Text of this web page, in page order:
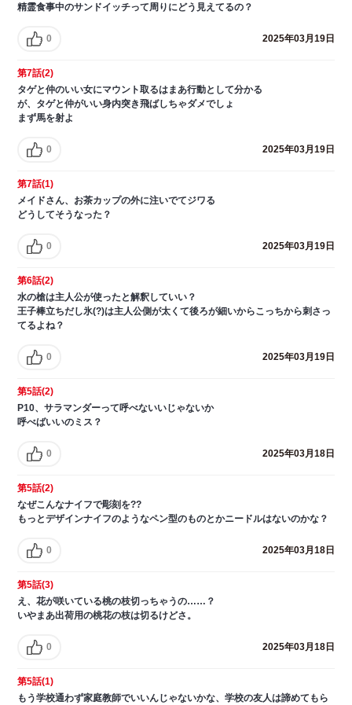
精霊食事中のサンドイッチって周りにどう見えてるの？
0 2025年03月19日
第7話(2)
タゲと仲のいい女にマウント取るはまあ行動として分かる
が、タゲと仲がいい身内突き飛ばしちゃダメでしょ
まず馬を射よ
0 2025年03月19日
第7話(1)
メイドさん、お茶カップの外に注いでてジワる
どうしてそうなった？
0 2025年03月19日
第6話(2)
水の槍は主人公が使ったと解釈していい？
王子棒立ちだし氷(?)は主人公側が太くて後ろが細いからこっちから刺さっ
てるよね？
0 2025年03月19日
第5話(2)
P10、サラマンダーって呼べないいじゃないか
呼べばいいのミス？
0 2025年03月18日
第5話(2)
なぜこんなナイフで彫刻を??
もっとデザインナイフのようなペン型のものとかニードルはないのかな？
0 2025年03月18日
第5話(3)
え、花が咲いている桃の枝切っちゃうの……？
いやまあ出荷用の桃花の枝は切るけどさ。
0 2025年03月18日
第5話(1)
もう学校通わず家庭教師でいいんじゃないかな、学校の友人は諦めてもら